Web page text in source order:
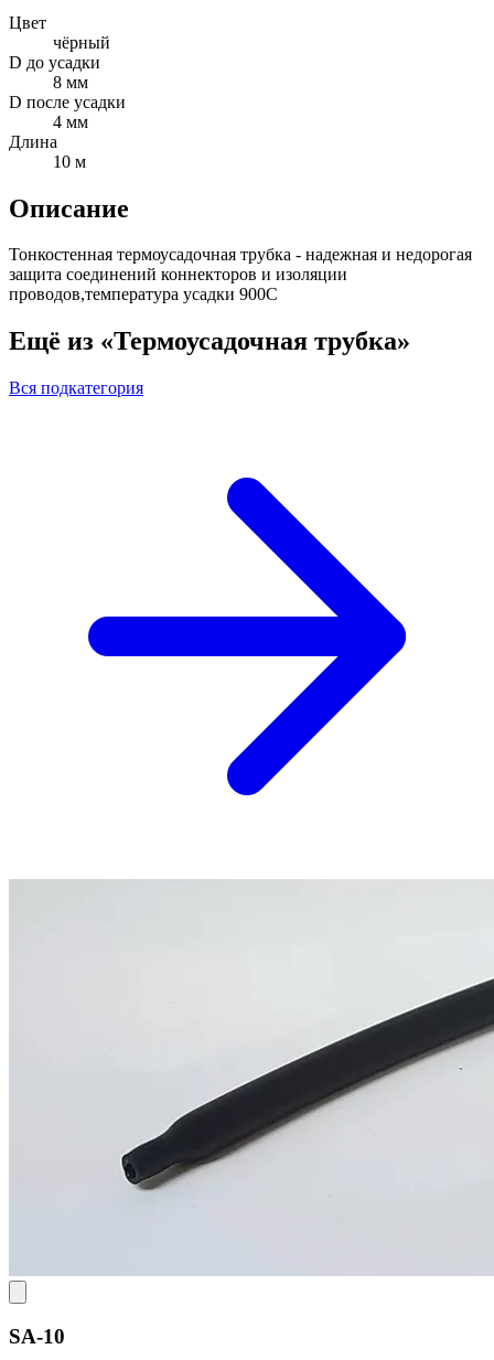
Цвет
чёрный
D до усадки
8 мм
D после усадки
4 мм
Длина
10 м
Описание
Тонкостенная термоусадочная трубка - надежная и недорогая
защита соединений коннекторов и изоляции
проводов,температура усадки 900С
Ещё из «Термоусадочная трубка»
Вся подкатегория
SA-10